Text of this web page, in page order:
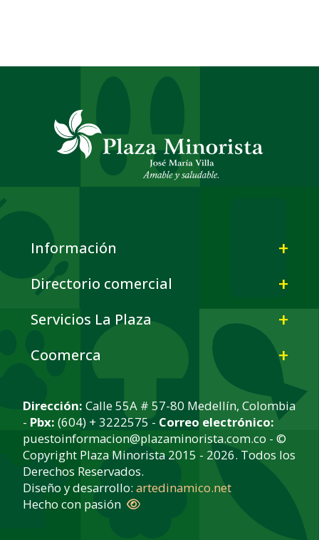
Información
Directorio comercial
Servicios La Plaza
Coomerca
Dirección: Calle 55A # 57-80 Medellín, Colombia
- Pbx: (604) + 3222575 - Correo electrónico:
puestoinformacion@plazaminorista.com.co - ©
Copyright Plaza Minorista 2015 - 2026. Todos los
Derechos Reservados.
Diseño y desarrollo:artedinamico.net
Hecho con pasión